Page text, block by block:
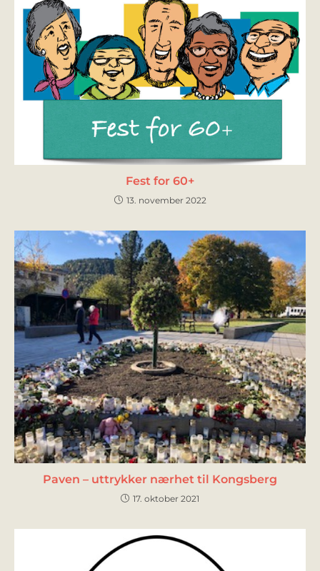
Fest for 60+
13. november 2022
Paven – uttrykker nærhet til Kongsberg
17. oktober 2021